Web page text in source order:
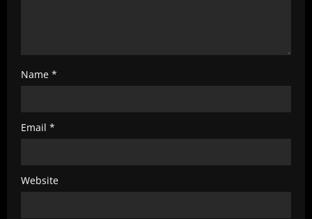
Name *
Email *
Website